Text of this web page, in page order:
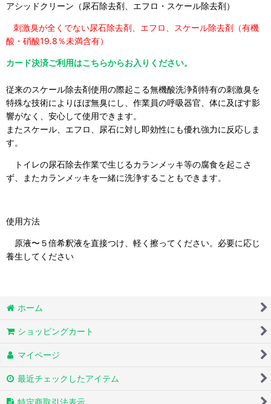
アシッドクリーン（尿石除去剤、エフロ・スケール除去剤）
刺激臭が全くでない尿石除去剤、エフロ、スケール除去剤（有機
酸・硝酸19.8％未満含有）
カード決済ご利用はこちらからお入りください。
従来のスケール除去剤使用の際起こる無機酸洗浄剤特有の刺激臭を
特殊な技術によりほぼ無臭にし、作業員の呼吸器官、体に及ぼす影
響がなく、安心して使用できます。
またスケール、エフロ、尿石に対し即効性にも優れ強力に反応しま
す。
トイレの尿石除去作業で生じるカランメッキ等の腐食を起こさ
ず、またカランメッキを一緒に洗浄することもできます。
使用方法
原液〜５倍希釈液を直接つけ、軽く擦ってください。必要に応じ
養生してください
ホーム
ショッピングカート
マイページ
最近チェックしたアイテム